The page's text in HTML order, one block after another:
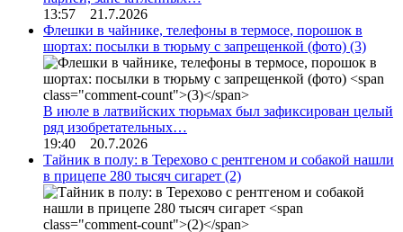
13:57 21.7.2026
Флешки в чайнике, телефоны в термосе, порошок в
шортах: посылки в тюрьму с запрещенкой (фото) (3)
В июле в латвийских тюрьмах был зафиксирован целый
ряд изобретательных…
19:40 20.7.2026
Тайник в полу: в Терехово с рентгеном и собакой нашли
в прицепе 280 тысяч сигарет (2)